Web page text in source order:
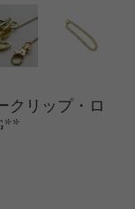
クリップ・ロ